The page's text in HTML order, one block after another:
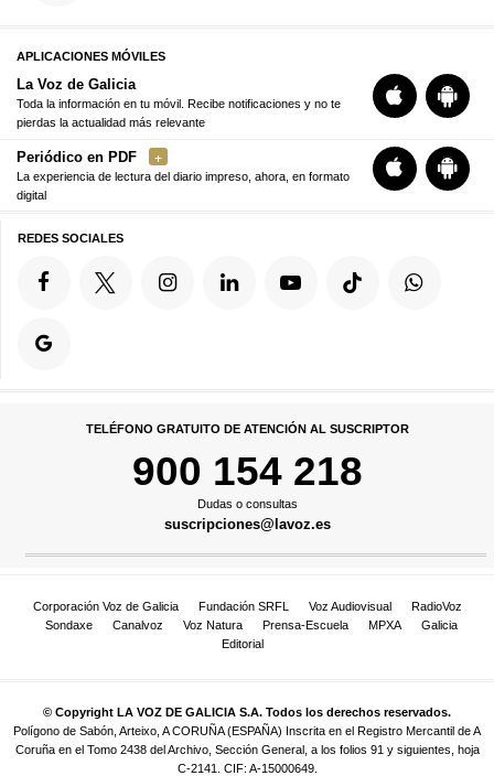
APLICACIONES MÓVILES
La Voz de Galicia
Toda la información en tu móvil. Recibe notificaciones y no te
pierdas la actualidad más relevante
Periódico en PDF
La experiencia de lectura del diario impreso, ahora, en formato
digital
REDES SOCIALES
TELÉFONO GRATUITO DE ATENCIÓN AL SUSCRIPTOR
900 154 218
Dudas o consultas
suscripciones@lavoz.es
Corporación Voz de Galicia Fundación SRFL Voz Audiovisual
RadioVoz
Sondaxe
Canalvoz Voz Natura Prensa-Escuela MPXA
Galicia
Editorial
© Copyright LA VOZ DE GALICIA S.A. Todos los derechos reservados.
Polígono de Sabón, Arteixo, A CORUÑA (ESPAÑA) Inscrita en el Registro Mercantil de A
Coruña en el Tomo 2438 del Archivo, Sección General, a los folios 91 y siguientes, hoja
C-2141. CIF: A-15000649.